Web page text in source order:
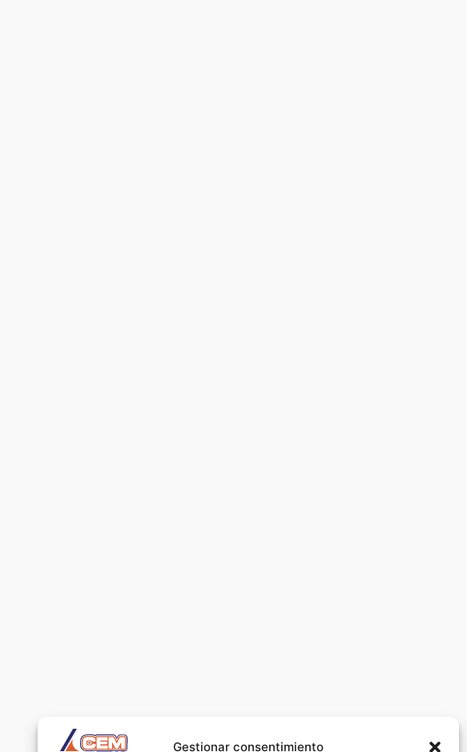
Gestionar consentimiento